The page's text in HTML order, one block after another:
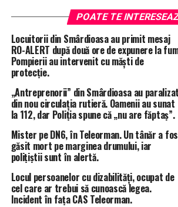
economic dificil.
Conduita incorectă și speculativă a
economici care majorează prețurile
avut creșteri ale valorii materiilor
ofertele furnizorilor, va fi sancționată
anunțat senatorul Cristescu.
ÎNTÂMPLĂRI RECERENTE
DAN CRISTESCU
ORDONANTA ANTISPECULA
SENATOR
STIRI TELEORMAN
TOTAL IMPACT
URMĂTORUL ARTICOL
Primarul Piedone, mesaj impresionant
sentinței de condamnare la patru ani
au luat nevinovat! Rămâneți cu bine,
POATE TE
Locuitorii din Smârdioasa au primit mesaj
RO-ALERT după două ore de expunere la
Pompierii au intervenit cu măști de
protecție.
„Antreprenorii” din Smârdioasa au paralizat
din nou circulația rutieră. Oamenii au sunat
la 112, dar Poliția spune că „nu are făptaș”.
Mister pe DN6, în Teleorman. Un tânăr a
găsit mort pe marginea drumului, iar
polițiștii sunt în alertă.
Locul persoanelor cu dizabilități, ocupat de
cel care ar trebui să cunoască legea.
Incident în fața CAS Teleorman.